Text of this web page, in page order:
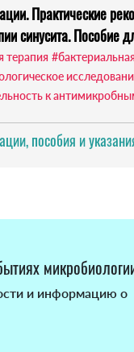
Практические
синусита. Пособие
терапия #бактериальная
к
пособия и
и информацию о